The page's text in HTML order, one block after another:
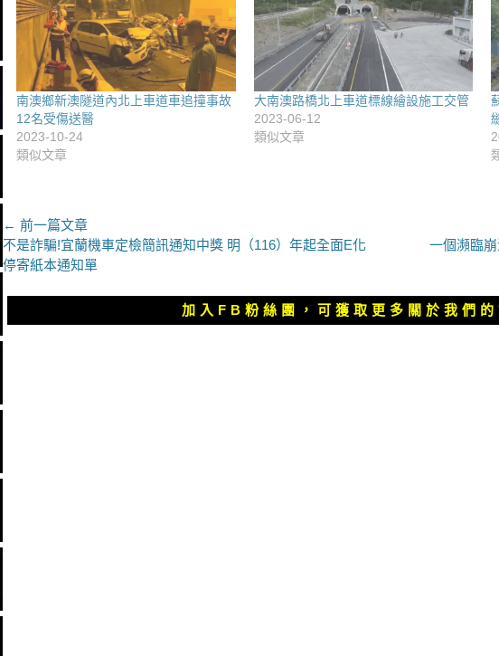
南澳鄉新澳隧道內北上車道車追撞事故
12名受傷送醫
2023-10-24
類似文章
大南澳路橋北上車道標線繪設施工交管
2023-06-12
類似文章
文
章
導
覽
← 前一篇文章
上
一
章：
不是詐騙!宜蘭機車定檢簡訊通知中獎 明（116）年起全面E化
停寄紙本通知單
文
章：
一個瀕臨
加入FB粉絲團，可獲取更多關於我們的